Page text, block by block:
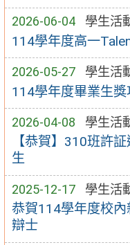
2026-06-04 學生活
114學年度高一
2026-05-27 學生活
114學年度畢業生
2026-04-08 學生活
【恭賀】310班許
生
2025-12-17 學生活
恭賀114學年度校
辯士